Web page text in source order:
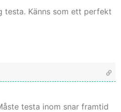
testa. Känns som ett perfekt
testa inom snar framtid